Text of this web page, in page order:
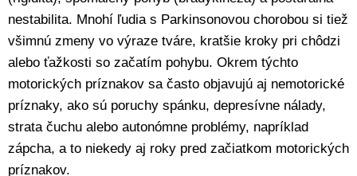
nestabilita. Mnohí ľudia s Parkinsonovou chorobou si tiež
všimnú zmeny vo výraze tváre, kratšie kroky pri chôdzi
alebo ťažkosti so začatím pohybu. Okrem týchto
motorických príznakov sa často objavujú aj nemotorické
príznaky, ako sú poruchy spánku, depresívne nálady,
strata čuchu alebo autonómne problémy, napríklad
zápcha, a to niekedy aj roky pred začiatkom motorických
príznakov.